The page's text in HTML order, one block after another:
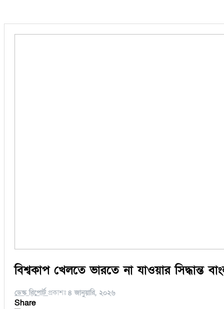
বিশ্বকাপ খেলতে ভারতে না যাওয়ার সিদ্ধান্ত
ডেস্ক রিপোর্ট প্রকাশঃ ৪ জানুয়ারি, ২০২৬
Share